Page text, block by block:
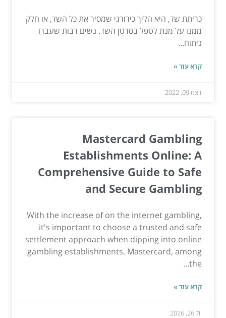
כריתת שד, היא הליך כירורגי שמסיר את כל השד, או חלק
ממנו על מנת לטפל בסרטן השד. נשים רבות שעברו
ניתוח...
קרא עוד »
דצמ 09, 2022
Mastercard Gambling
Establishments Online: A
Comprehensive Guide to Safe
and Secure Gambling
With the increase of on the internet gambling,
it's important to choose a trusted and safe
settlement approach when dipping into online
gambling establishments. Mastercard, among
the...
קרא עוד »
יול 26, 2026